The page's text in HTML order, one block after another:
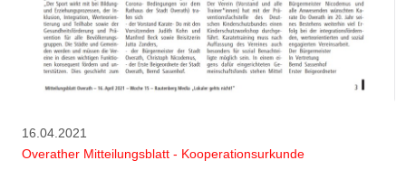
16.04.2021
Overather Mitteilungsblatt - Kooperationsurkunde